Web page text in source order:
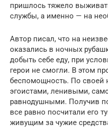
пришлось тяжело
службы, а именно — на
Автор писал, что на
оказались в ночных
добыть себе еду, при
герои не смогли. В этом
беспомощность. По своей
эгоистами, ленивыми,
равнодушными. Получив
все равно посчитали его
живущим за чужие